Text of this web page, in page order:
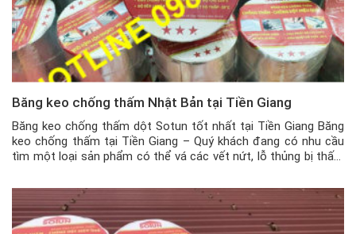
Băng keo chống thấm Nhật Bản tại Tiền Giang
Băng keo chống thấm dột Sotun tốt nhất tại Tiền Giang Băng
keo chống thấm tại Tiền Giang – Quý khách đang có nhu cầu
tìm một loại sản phẩm có thể vá các vết nứt, lỗ thủng bị thấm
thì không […]